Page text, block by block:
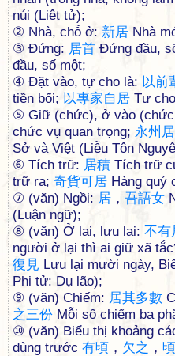
núi (Liệt tử);
② Nhà, chỗ ở: 新居 Nhà
③ Đứng: 居首 Đứng đầu,
đầu, số một;
④ Đặt vào, tự cho là: 以前
tiền bối; 以專家自 居 Tự
⑤ Giữ (chức), ở vào
chức vụ quan trọng; 永州 居
Sở và Việt (Liễu Tôn
⑥ Tích trữ: 居積 Tích trữ
trữ ra; 奇貨可居 Hàng quý
⑦ (văn) Ngồi: 居 ， 吾語女
(Luận ngữ);
⑧ (văn) Ở lại, lưu lại: 不有
người ở lại thì ai giữ xã
復 見 Lưu lại mười ngày,
Phi tử: Dụ lão);
⑨ (văn) Chiếm: 居其多數
之三份 Mỗi số chiếm ba
⑩ (văn) Biểu thị khoảng
dùng trước 有頃 ， 欠之 ， 頃